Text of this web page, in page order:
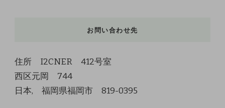
お問い合わせ先
住所 I2CNER 412号室
西区元岡 744
日本, 福岡県福岡市 819-0395